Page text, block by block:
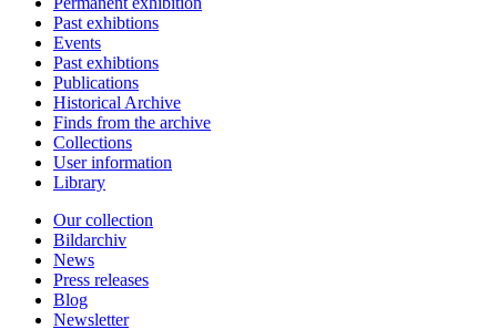
Past exhibtions
Events
Past exhibtions
Publications
Historical Archive
Finds from the archive
Collections
User information
Library
Our collection
Bildarchiv
News
Press releases
Blog
Newsletter